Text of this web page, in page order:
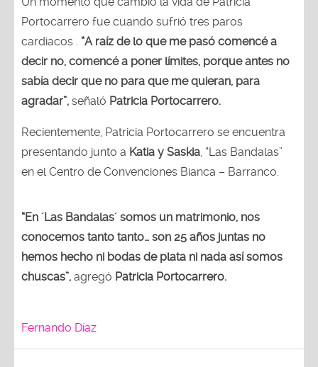
Portocarrero fue cuando sufrió tres paros
cardiacos . “A raíz de lo que me pasó comencé a
decir no, comencé a poner límites, porque antes no
sabía decir que no para que me quieran, para
agradar”, señaló Patricia Portocarrero.
Recientemente, Patricia Portocarrero se encuentra
presentando junto a Katia y Saskia, “Las Bandalas”
en el Centro de Convenciones Bianca – Barranco.
“En ´Las Bandalas´ somos un matrimonio, nos
conocemos tanto tanto… son 25 años juntas no
hemos hecho ni bodas de plata ni nada así somos
chuscas”, agregó Patricia Portocarrero.
Fernando Díaz